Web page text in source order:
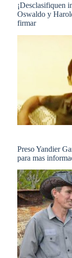
¡Desclasifiquen
Oswaldo y
firmar
Preso Yandier
para mas